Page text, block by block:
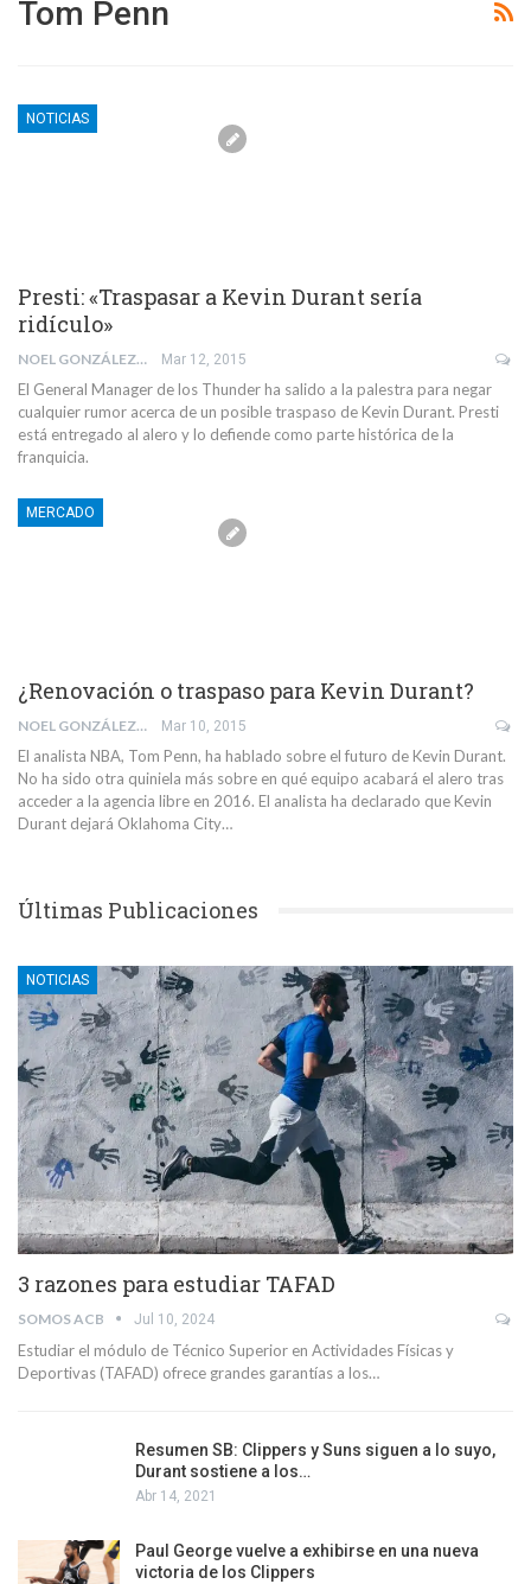
Tom Penn
NOTICIAS
Presti: «Traspasar a Kevin Durant sería
ridículo»
NOEL GONZÁLEZ Mar 12, 2015
El General Manager de los Thunder ha salido a la palestra para negar
cualquier rumor acerca de un posible traspaso de Kevin Durant. Presti
está entregado al alero y lo defiende como parte histórica de la
franquicia.
MERCADO
¿Renovación o traspaso para Kevin Durant?
NOEL GONZÁLEZ Mar 10, 2015
El analista NBA, Tom Penn, ha hablado sobre el futuro de Kevin Durant.
No ha sido otra quiniela más sobre en qué equipo acabará el alero tras
acceder a la agencia libre en 2016. El analista ha declarado que Kevin
Durant dejará Oklahoma City…
Últimas Publicaciones
NOTICIAS
3 razones para estudiar TAFAD
SOMOS ACB Jul 10, 2024
Estudiar el módulo de Técnico Superior en Actividades Físicas y
Deportivas (TAFAD) ofrece grandes garantías a los…
Resumen SB: Clippers y Suns siguen a lo suyo,
Durant sostiene a los…
Abr 14, 2021
Paul George vuelve a exhibirse en una nueva
victoria de los Clippers